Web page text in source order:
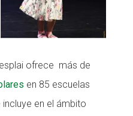
ofrece más de
en 85 escuelas
en el ámbito